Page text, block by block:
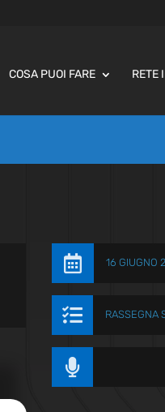
COSA PUOI FARE RETE
 16 GIUGNO
 RASSEGNA
